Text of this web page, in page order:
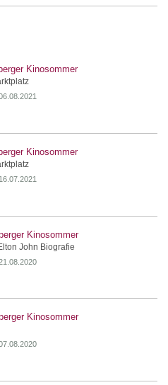
Kinosommer
Kinosommer
Kinosommer
John Biografie
Kinosommer